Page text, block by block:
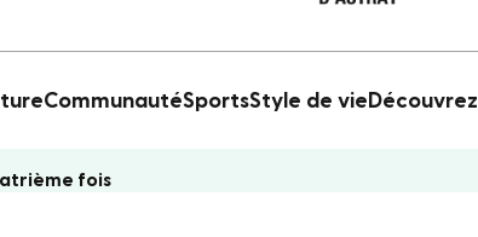
CommunautéSportsStyle de vie Découvrez
fois